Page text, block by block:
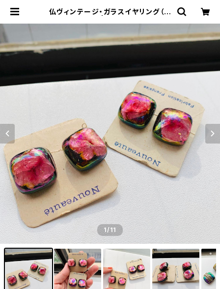
仏ヴィンテージ・ガラスイヤリング（ピ
1/11